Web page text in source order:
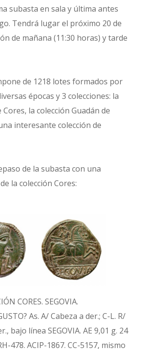
subasta en sala y última antes
Tendrá lugar el próximo 20 de
de mañana (11:30 horas) y tarde
de 1218 lotes formados por
épocas y 3 colecciones: la
la colección Guadán de
interesante colección de
de la subasta con una
la colección Cores:
CORES. SEGOVIA.
As. A/ Cabeza a der.; C-L. R/
bajo línea SEGOVIA. AE 9,01 g. 24
478. ACIP-1867. CC-5157, mismo